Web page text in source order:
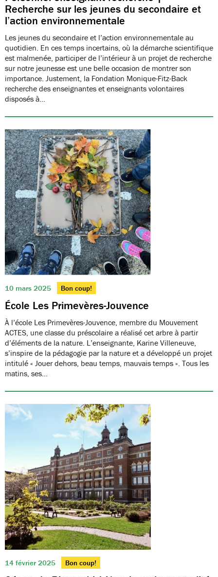
Recherche sur les jeunes du secondaire et
l’action environnementale
Les jeunes du secondaire et l’action environnementale au
quotidien. En ces temps incertains, où la démarche scientifique
est malmenée, participer de l’intérieur à un projet de recherche
sur notre jeunesse est une belle occasion de montrer son
importance. Justement, la Fondation Monique-Fitz-Back
recherche des enseignantes et enseignants volontaires
disposés à…
10 mars 2025 Bon coup!
École Les Primevères-Jouvence
À l’école Les Primevères-Jouvence, membre du Mouvement
ACTES, une classe du préscolaire a réalisé cet arbre à partir
d’éléments de la nature. L’enseignante, Karine Villeneuve,
s’inspire de la pédagogie par la nature et a développé un projet
intitulé « Jouer dehors, beau temps, mauvais temps ». Tous les
matins, ses…
14 février 2025 Bon coup!